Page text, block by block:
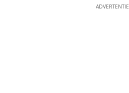
ADVERTENTIE